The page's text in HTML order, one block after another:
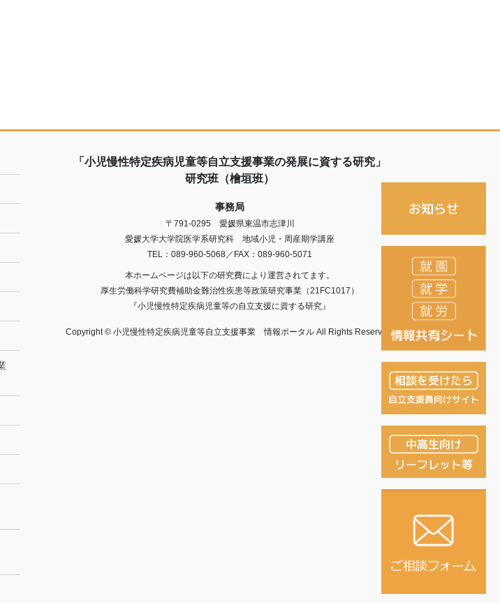
「小児慢性特定疾病児童等自立支援事業の発展に資する研究」
研究班（檜垣班）
事務局
〒791-0295 愛媛県東温市志津川
愛媛大学大学院医学系研究科 地域小児・周産期学講座
TEL：089-960-5068／FAX：089-960-5071
本ホームページは以下の研究費により運営されてます。
厚生労働科学研究費補助金難治性疾患等政策研究事業（21FC1017）
『小児慢性特定疾病児童等の自立支援に資する研究』
Copyright © 小児慢性特定疾病児童等自立支援事業 情報ポータル All Rights Reserved.